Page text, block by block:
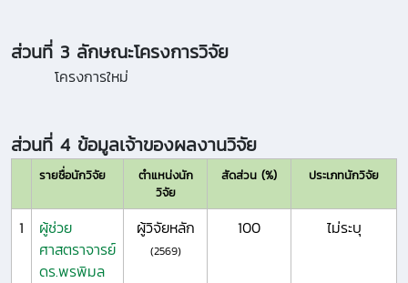
ส่วนที่ 3 ลักษณะโครงการวิจัย
โครงการใหม่
ส่วนที่ 4 ข้อมูลเจ้าของผลงานวิจัย
รายชื่อนักวิจัย
ตำแหน่งนัก
วิจัย
สัดส่วน (%) ประเภทนักวิจัย
1
ผู้ช่วย
ศาสตราจารย์
ดร.พรพิมล
ผู้วิจัยหลัก
(2569)
100 ไม่ระบุ